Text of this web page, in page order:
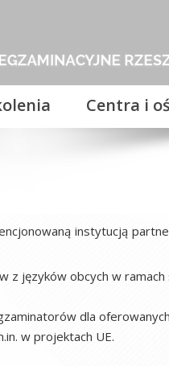
Centra i
instytucją
z języków obcych w
dla
w projektach UE.